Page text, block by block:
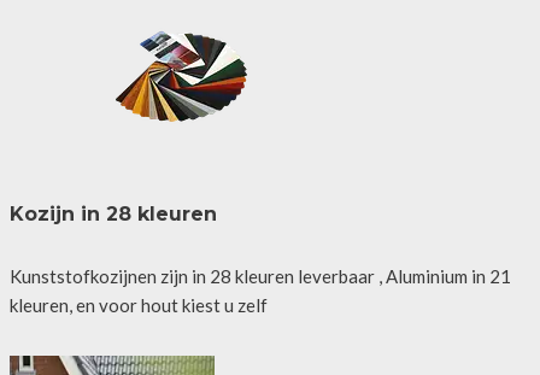
Kozijn in 28 kleuren
Kunststofkozijnen zijn in 28 kleuren leverbaar , Aluminium in 21
kleuren, en voor hout kiest u zelf